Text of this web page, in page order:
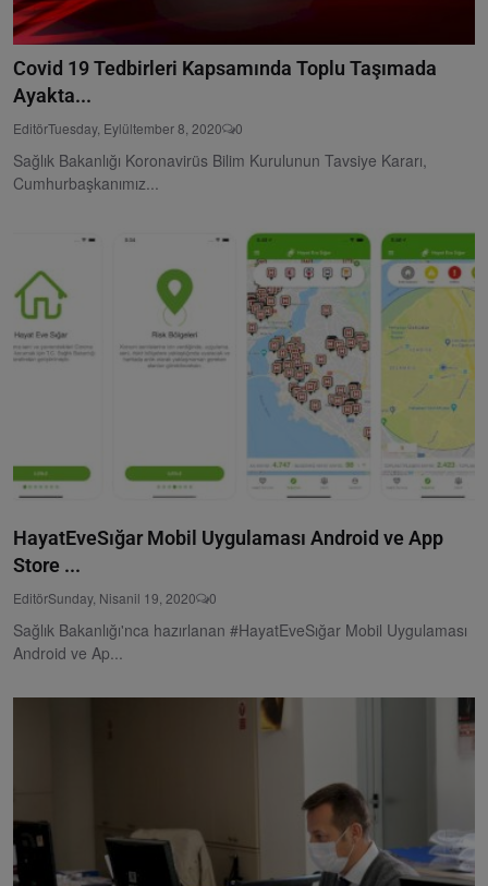
Covid 19 Tedbirleri Kapsamında Toplu Taşımada
Ayakta...
EditörTuesday, Eylültember 8, 2020 0
Sağlık Bakanlığı Koronavirüs Bilim Kurulunun Tavsiye Kararı,
Cumhurbaşkanımız...
HayatEveSığar Mobil Uygulaması Android ve App
Store ...
EditörSunday, Nisanil 19, 2020 0
Sağlık Bakanlığı'nca hazırlanan #HayatEveSığar Mobil Uygulaması
Android ve Ap...